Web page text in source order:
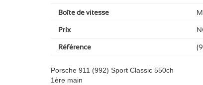
Boîte de vitesse
Prix
Référence
Porsche 911 (992) Sport Classic 550ch
1ère main